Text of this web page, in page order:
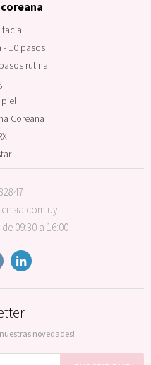
09:30 a 16:00

facial
- 10 pasos
rutina
Coreana
novedades!